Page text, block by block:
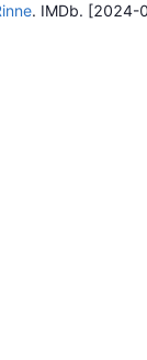
. IMDb. [2024-